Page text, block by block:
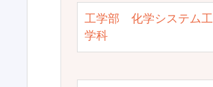
工学部 化学システム工
学科